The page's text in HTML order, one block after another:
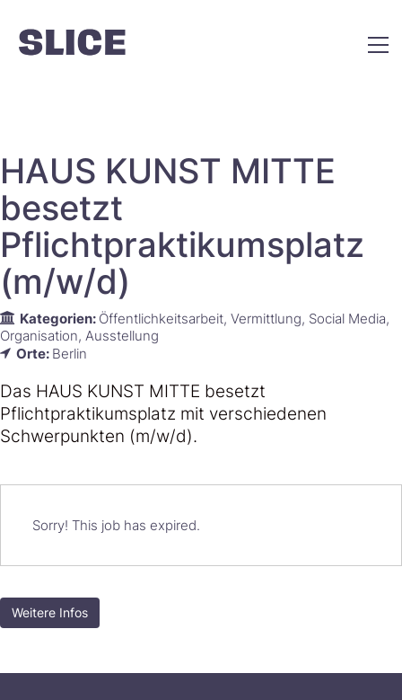
HAUS KUNST MITTE
besetzt
Pflichtpraktikumsplatz
(m/w/d)
Kategorien: Öffentlichkeitsarbeit Vermittlung Social Media
Organisation Ausstellung
Orte: Berlin
Das HAUS KUNST MITTE besetzt
Pflichtpraktikumsplatz mit verschiedenen
Schwerpunkten (m/w/d).
Sorry! This job has expired.
Weitere Infos